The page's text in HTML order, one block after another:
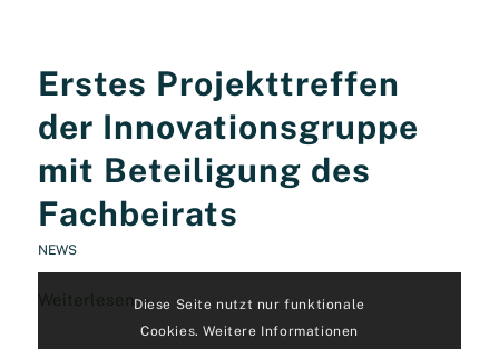
Erstes Projekttreffen
der Innovationsgruppe
mit Beteiligung des
Fachbeirats
NEWS
WeiterlesenDiese Seite nutzt nur funktionale
Cookies. Weitere Informationen